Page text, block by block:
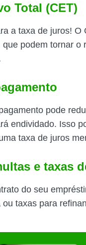
Total (CET)
a taxa de juros!
podem tornar
pode
endividado. Isso
taxa de juros
e taxas
do seu
taxas para